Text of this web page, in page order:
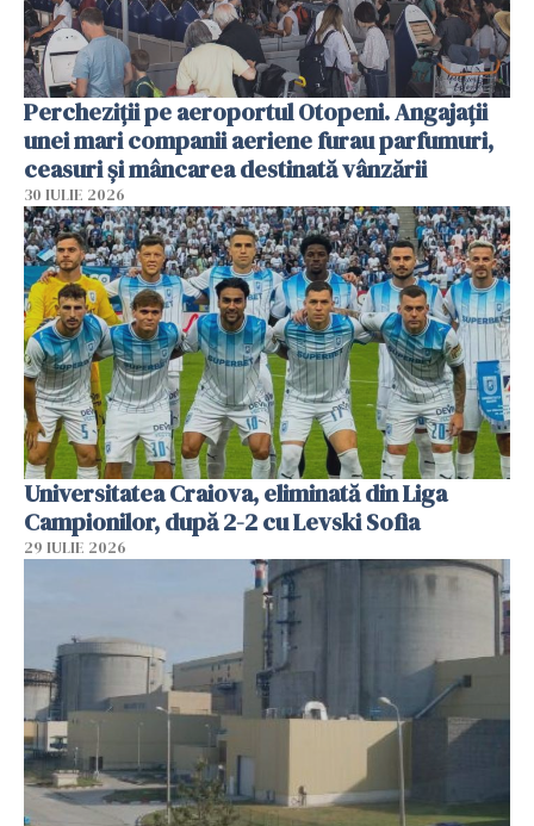
Percheziții pe aeroportul Otopeni. Angajații
unei mari companii aeriene furau parfumuri,
ceasuri și mâncarea destinată vânzării
30 IULIE 2026
Universitatea Craiova, eliminată din Liga
Campionilor, după 2-2 cu Levski Sofia
29 IULIE 2026